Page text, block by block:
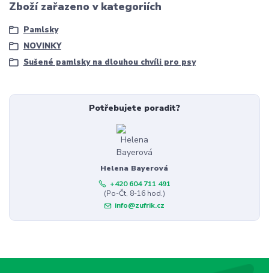
Zboží zařazeno v kategoriích
Pamlsky
NOVINKY
Sušené pamlsky na dlouhou chvíli pro psy
Potřebujete poradit?
Helena Bayerová
+420 604 711 491
(Po-Čt, 8-16 hod.)
info@zufrik.cz